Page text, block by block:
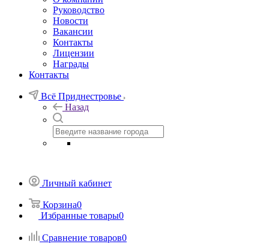
Руководство
Новости
Вакансии
Контакты
Лицензии
Награды
Контакты
Всё Приднестровье
Назад
Личный кабинет
Корзина0
Избранные товары0
Сравнение товаров0